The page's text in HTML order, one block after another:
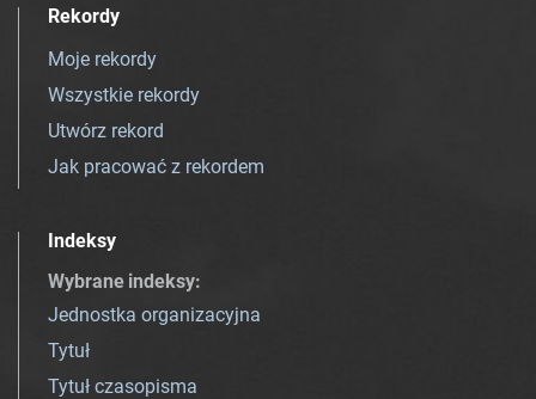
Rekordy
Moje rekordy
Wszystkie rekordy
Utwórz rekord
Jak pracować z rekordem
Indeksy
Wybrane indeksy:
Jednostka organizacyjna
Tytuł
Tytuł czasopisma